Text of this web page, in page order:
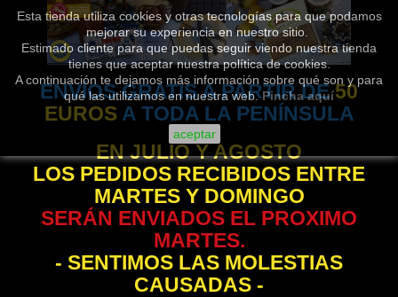
Esta tienda utiliza cookies y otras tecnologías para que podamos
mejorar su experiencia en nuestro sitio.
Estimado cliente para que puedas seguir viendo nuestra tienda
tienes que aceptar nuestra política de cookies.
A continuación te dejamos más información sobre qué son y para
qué las utilizamos en nuestra web.Pincha aquí
aceptar
ENVÍOS GRATIS A PARTIR DE50
EUROSA TODA LA PENÍNSULA
EN JULIO Y AGOSTO
LOS PEDIDOS RECIBIDOS ENTRE
MARTES Y DOMINGO
SERÁN ENVIADOS EL PROXIMO
MARTES.
- SENTIMOS LAS MOLESTIAS
CAUSADAS -